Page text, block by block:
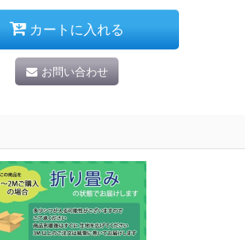
カートに入れる
お問い合わせ